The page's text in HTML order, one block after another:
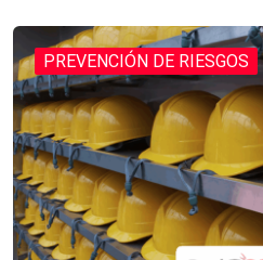
PREVENCIÓN DE RIESGOS